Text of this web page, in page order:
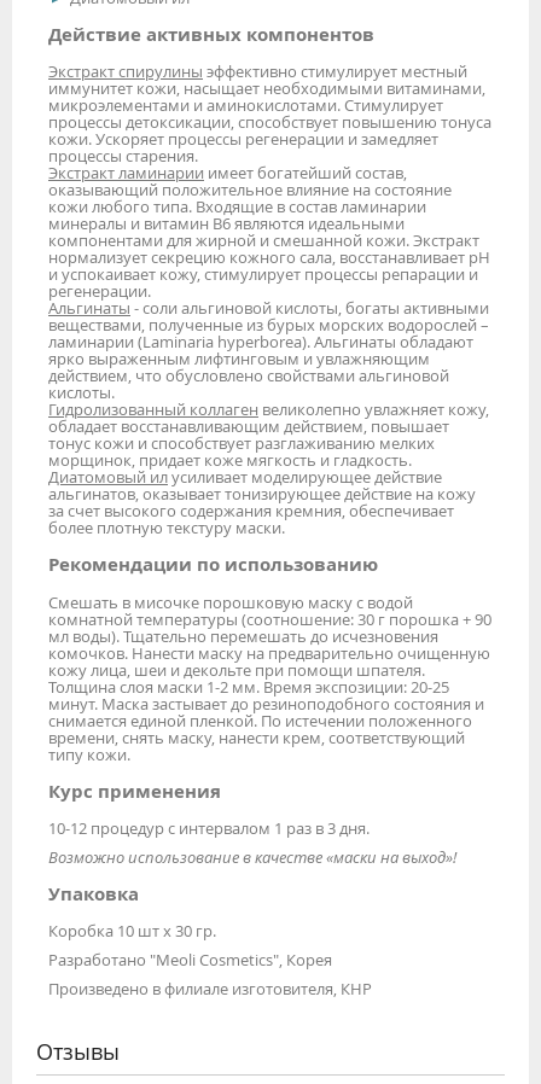
Действие активных компонентов
Экстракт спирулины эффективно стимулирует местный
иммунитет кожи, насыщает необходимыми витаминами,
микроэлементами и аминокислотами. Стимулирует
процессы детоксикации, способствует повышению тонуса
кожи. Ускоряет процессы регенерации и замедляет
процессы старения.
Экстракт ламинарии имеет богатейший состав,
оказывающий положительное влияние на состояние
кожи любого типа. Входящие в состав ламинарии
минералы и витамин В6 являются идеальными
компонентами для жирной и смешанной кожи. Экстракт
нормализует секрецию кожного сала, восстанавливает рН
и успокаивает кожу, стимулирует процессы репарации и
регенерации.
Альгинаты - соли альгиновой кислоты, богаты активными
веществами, полученные из бурых морских водорослей –
ламинарии (Laminaria hyperborea). Альгинаты обладают
ярко выраженным лифтинговым и увлажняющим
действием, что обусловлено свойствами альгиновой
кислоты.
Гидролизованный коллаген великолепно увлажняет кожу,
обладает восстанавливающим действием, повышает
тонус кожи и способствует разглаживанию мелких
морщинок, придает коже мягкость и гладкость.
Диатомовый илусиливает моделирующее действие
альгинатов, оказывает тонизирующее действие на кожу
за счет высокого содержания кремния, обеспечивает
более плотную текстуру маски.
Рекомендации по использованию
Смешать в мисочке порошковую маску с водой
комнатной температуры (соотношение: 30 г порошка + 90
мл воды). Тщательно перемешать до исчезновения
комочков. Нанести маску на предварительно очищенную
кожу лица, шеи и декольте при помощи шпателя.
Толщина слоя маски 1-2 мм. Время экспозиции: 20-25
минут. Маска застывает до резиноподобного состояния и
снимается единой пленкой. По истечении положенного
времени, снять маску, нанести крем, соответствующий
типу кожи.
Курс применения
10-12 процедур с интервалом 1 раз в 3 дня.
Возможно использование в качестве «маски на выход»!
Упаковка
Коробка 10 шт х 30 гр.
Разработано "Meoli Cosmetics", Корея
Произведено в филиале изготовителя, КНР
Отзывы